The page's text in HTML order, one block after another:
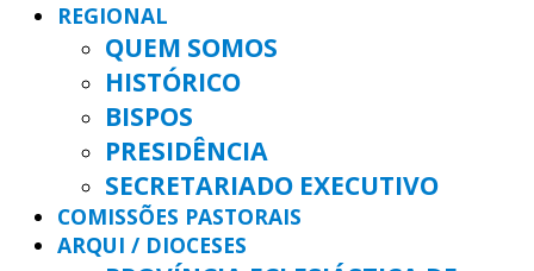
REGIONAL
QUEM SOMOS
HISTÓRICO
BISPOS
PRESIDÊNCIA
SECRETARIADO EXECUTIVO
COMISSÕES PASTORAIS
ARQUI / DIOCESES